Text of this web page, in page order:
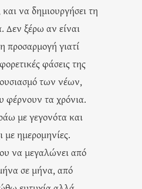
να δημιουργήσει τη
Δεν ξέρω αν είναι
προσαρμογή γιατί
φάσεις της
των νέων,
φέρνουν τα χρόνια.
με γεγονότα και
με ημερομηνίες.
να μεγαλώνει από
σε μήνα, από